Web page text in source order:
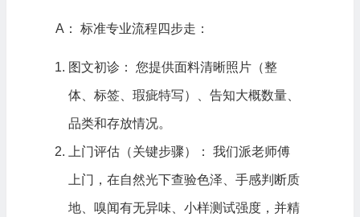
A： 标准专业流程四步走：
图文初诊： 您提供面料清晰照片（整
体、标签、瑕疵特写）、告知大概数量、
品类和存放情况。
上门评估（关键步骤）： 我们派老师傅
上门，在自然光下查验色泽、手感判断质
地、嗅闻有无异味、小样测试强度，并精